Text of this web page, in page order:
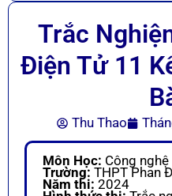
Trắc
Điện Tử 11
Thu Thao
Môn Học: Công nghệ
Trường: THPT Phan
Năm thi: 2024